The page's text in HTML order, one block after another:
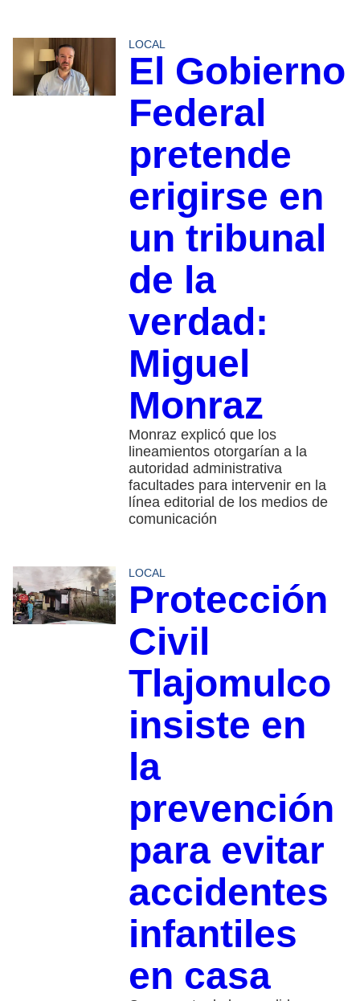
LOCAL
El Gobierno
Federal
pretende
erigirse en
un tribunal
de la
verdad:
Miguel
Monraz
Monraz explicó que los
lineamientos otorgarían a la
autoridad administrativa
facultades para intervenir en la
línea editorial de los medios de
comunicación
LOCAL
Protección
Civil
Tlajomulco
insiste en
la
prevención
para evitar
accidentes
infantiles
en casa